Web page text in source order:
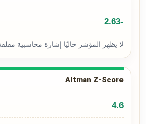
-2.63
لا يظهر المؤشر حاليًا إشارة محاسبية
Altman Z-Score
4.6